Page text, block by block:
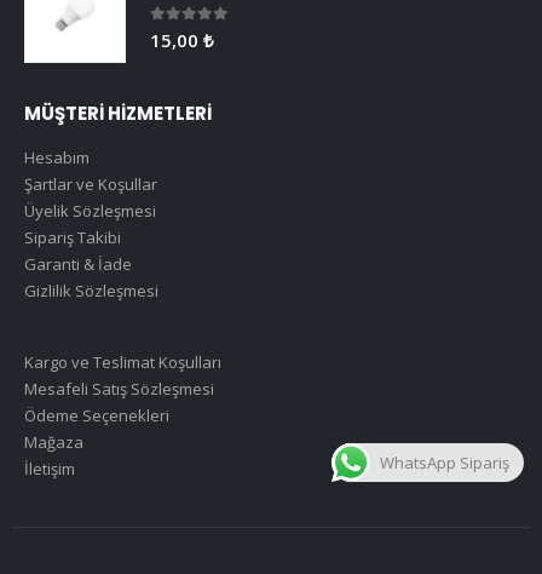
5 üzerinden
15,00 ₺
MÜŞTERİ HİZMETLERİ
Hesabım
Şartlar ve Koşullar
Üyelik Sözleşmesi
Sipariş Takibi
Garanti & İade
Gizlilik Sözleşmesi
Kargo ve Teslimat Koşulları
Mesafeli Satış Sözleşmesi
Ödeme Seçenekleri
Mağaza
İletişim
WhatsApp Sipariş